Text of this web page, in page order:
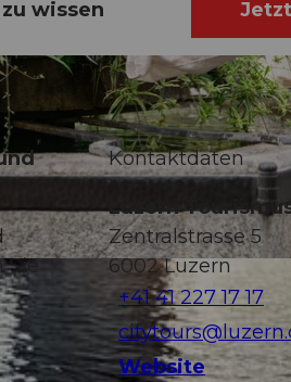
wissen
Sie
Kontaktdaten
Luzern
Zentralstrasse 5
6002Luzern
+41 41 227 17 17
Website